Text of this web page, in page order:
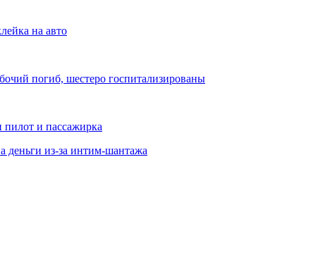
на авто
погиб, шестеро госпитализированы
и пассажирка
деньги из-за интим-шантажа